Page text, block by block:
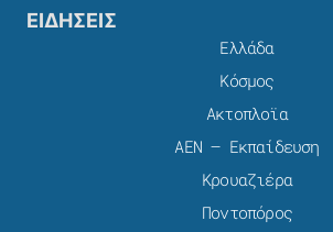
ΕΙΔΗΣΕΙΣ
Ελλάδα
Κόσμος
Ακτοπλοϊα
ΑΕΝ – Εκπαίδευση
Κρουαζιέρα
Ποντοπόρος